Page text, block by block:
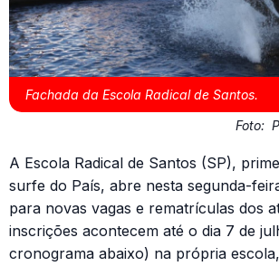
Fachada da Escola Radical de Santos.
Foto:
A Escola Radical de Santos (SP),
surfe do País, abre nesta segunda-
para novas vagas e rematrículas dos
inscrições acontecem até o dia 7 de
cronograma abaixo) na própria